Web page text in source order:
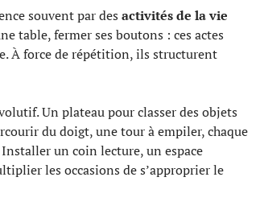
souvent par des activités de la vie
table, fermer ses boutons : ces actes
À force de répétition, ils structurent
Un plateau pour classer des objets
du doigt, une tour à empiler, chaque
un coin lecture, un espace
les occasions de s’approprier le